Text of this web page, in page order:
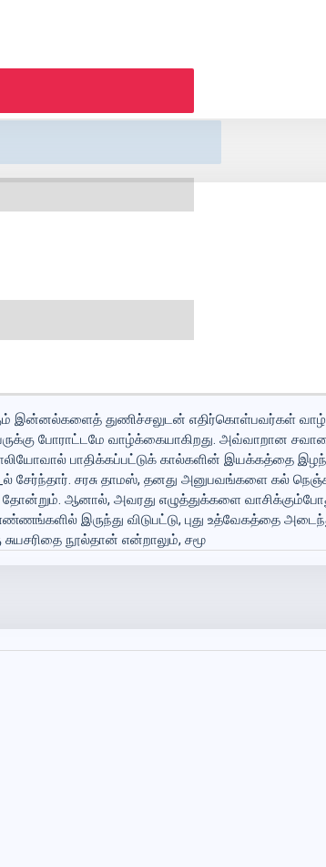
இன்னல்களைத் துணிச்சலுடன் எதிர்கொள்பவர்கள்
போராட்டமே வாழ்க்கையாகிறது. அவ்வாறான
பாதிக்கப்பட்டுக் கால்களின் இயக்கத்தை
சேர்ந்தார். சரசு தாமஸ், தனது அனுபவங்களை கல்
தோன்றும். ஆனால், அவரது எழுத்துக்களை
இருந்து விடுபட்டு, புது உத்வேகத்தை
நூல்தான் என்றாலும், சமூ